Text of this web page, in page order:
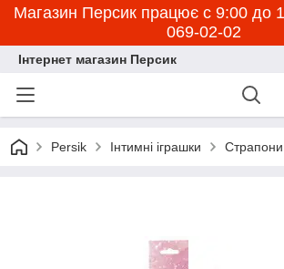
Магазин Персик працює с 9:00 до
069-02-02
Інтернет магазин Персик
Persik Інтимні іграшки